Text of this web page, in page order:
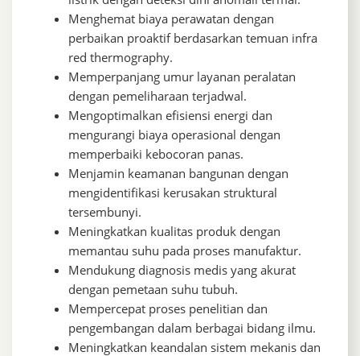
Menghemat biaya perawatan dengan
perbaikan proaktif berdasarkan temuan infra
red thermography.
Memperpanjang umur layanan peralatan
dengan pemeliharaan terjadwal.
Mengoptimalkan efisiensi energi dan
mengurangi biaya operasional dengan
memperbaiki kebocoran panas.
Menjamin keamanan bangunan dengan
mengidentifikasi kerusakan struktural
tersembunyi.
Meningkatkan kualitas produk dengan
memantau suhu pada proses manufaktur.
Mendukung diagnosis medis yang akurat
dengan pemetaan suhu tubuh.
Mempercepat proses penelitian dan
pengembangan dalam berbagai bidang ilmu.
Meningkatkan keandalan sistem mekanis dan